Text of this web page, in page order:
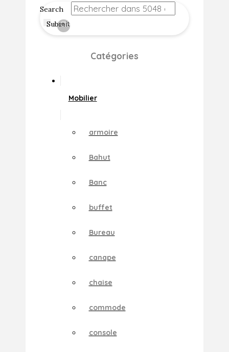
Search
Submit
Clear
Catégories
Mobilier
armoire
Bahut
Banc
buffet
Bureau
canape
chaise
commode
console